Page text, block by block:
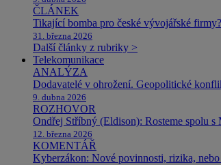
ČLÁNEK
Tikající bomba pro české vývojářské
31. března 2026
Další články z rubriky >
Telekomunikace
ANALÝZA
Dodavatelé v ohrožení. Geopolitické
9. dubna 2026
ROZHOVOR
Ondřej Stříbný (Eldison): Rosteme spolu
12. března 2026
KOMENTÁŘ
Kyberzákon: Nové povinnosti, rizika,